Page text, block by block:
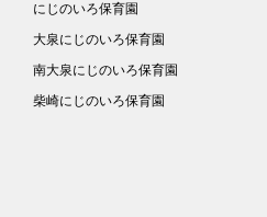
にじのいろ保育園
大泉にじのいろ保育園
南大泉にじのいろ保育園
柴崎にじのいろ保育園